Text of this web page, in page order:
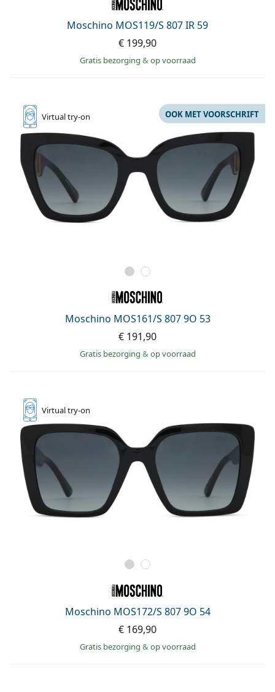
Moschino MOS119/S 807 IR 59
€ 199,90
Gratis bezorging & op voorraad
Virtualtry-on
Moschino MOS161/S 807 9O 53
OOK MET VOORSCHRIFT
€ 191,90
Gratis bezorging & op voorraad
Virtualtry-on
Moschino MOS172/S 807 9O 54
€ 169,90
Gratis bezorging & op voorraad